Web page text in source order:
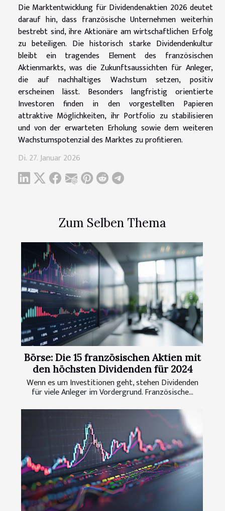
Zum Selben Thema
Börse: Die 15 französischen Aktien mit
den höchsten Dividenden für 2024
Wenn es um Investitionen geht, stehen Dividenden
für viele Anleger im Vordergrund. Französische...
Die Marktentwicklung für Dividendenaktien 2026 deutet
darauf hin, dass französische Unternehmen weiterhin
bestrebt sind, ihre Aktionäre am wirtschaftlichen Erfolg
zu beteiligen. Die historisch starke Dividendenkultur
bleibt ein tragendes Element des französischen
Aktienmarkts, was die Zukunftsaussichten für Anleger,
die auf nachhaltiges Wachstum setzen, positiv
erscheinen lässt. Besonders langfristig orientierte
Investoren finden in den vorgestellten Papieren
attraktive Möglichkeiten, ihr Portfolio zu stabilisieren
und von der erwarteten Erholung sowie dem weiteren
Wachstumspotenzial des Marktes zu profitieren.
Di. 27. Januar 2026